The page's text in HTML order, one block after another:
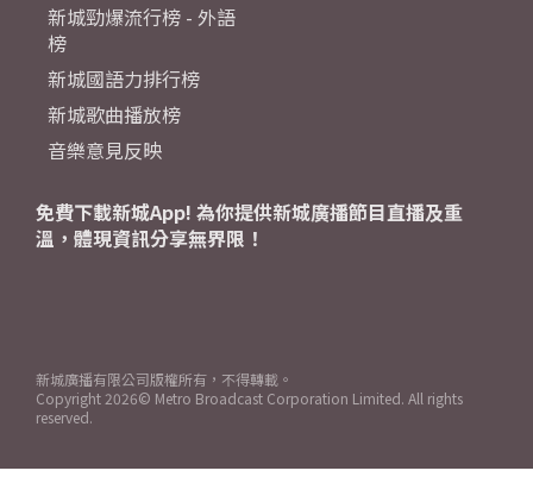
新城勁爆流行榜 - 外語
榜
新城國語力排行榜
新城歌曲播放榜
音樂意見反映
免費下載新城App! 為你提供新城廣播節目直播及重
溫，體現資訊分享無界限！
新城廣播有限公司版權所有，不得轉載。
Copyright 2026© Metro Broadcast Corporation Limited. All rights
reserved.